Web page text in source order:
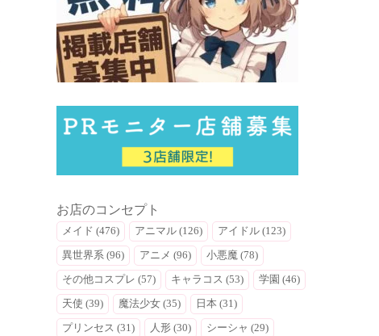
お店のコンセプト
メイド (476) アニマル (126) アイドル (123)
異世界系 (96) アニメ (96) 小悪魔 (78)
その他コスプレ (57) キャラコス (53) 学園 (46)
天使 (39) 魔法少女 (35) 日本 (31)
プリンセス (31) 人形 (30) シーシャ (29)